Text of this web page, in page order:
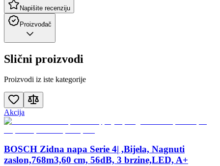
Napišite recenziju
Proizvođač
Slični proizvodi
Proizvodi iz iste kategorije
Akcija
BOSCH Zidna napa Serie 4| ,Bijela, Nagnuti
zaslon,768m3,60 cm, 56dB, 3 brzine,LED, A+